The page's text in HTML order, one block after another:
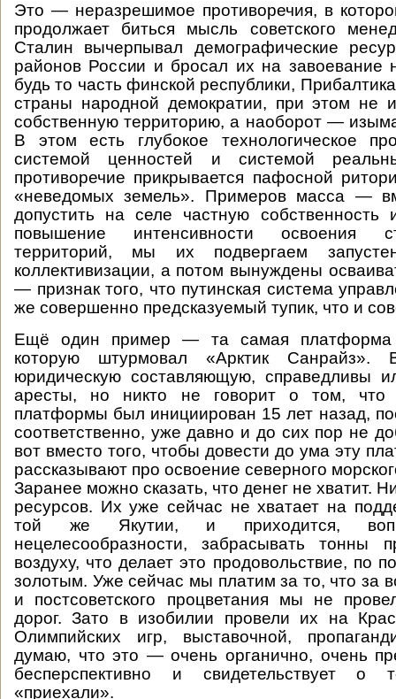
Это — неразрешимое противоречия, в
продолжает биться мысль советского
Сталин вычерпывал демографические
районов России и бросал их на завоевание
будь то часть финской республики,
страны народной демократии, при этом не
собственную территорию, а наоборот —
В этом есть глубокое технологическое
системой ценностей и системой
противоречие прикрывается пафосной
«неведомых земель». Примеров масса —
допустить на селе частную собственность
повышение интенсивности освоения
территорий, мы их подвергаем
коллективизации, а потом вынуждены
— признак того, что путинская система
же совершенно предсказуемый тупик, что и
Ещё один пример — та самая платформа
которую штурмовал «Арктик Санрайз».
юридическую составляющую, справедливы
аресты, но никто не говорит о том, что
платформы был инициирован 15 лет назад,
соответственно, уже давно и до сих пор не
вот вместо того, чтобы довести до ума эту
рассказывают про освоение северного
Заранее можно сказать, что денег не хватит.
ресурсов. Их уже сейчас не хватает на
той же Якутии, и приходится,
нецелесообразности, забрасывать тонны
воздуху, что делает это продовольствие, по
золотым. Уже сейчас мы платим за то, что за
и постсоветского процветания мы не
дорог. Зато в изобилии провели их на
Олимпийских игр, выставочной,
думаю, что это — очень органично, очень
бесперспективно и свидетельствует о
«приехали».